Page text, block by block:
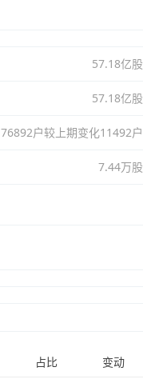
57.18亿股
57.18亿股
76892户较上期变化11492户
7.44万股
占比
变动